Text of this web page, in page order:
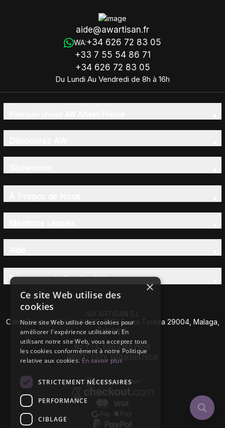
aide@awartisan.fr
WA:+34 626 72 83 05
+33 7 55 54 86 71
+34 626 72 83 05
Du Lundi Au Vendredi de 8h à 16h
Découvrez la Famille AW
AW ARTISAN S.L
Calle Caleta de Vélez Nº 39-41 P.I Santa Teresa 29004, Malaga,
Espagne
Nº TVA: ESB93657658
SIRET- EROI: ESB93657658
×
Ce site Web utilise des
cookies
Notre site Web utilise des cookies pour
améliorer l'expérience utilisateur. En
utilisant notre site Web, vous acceptez tous
les cookies conformément à notre Politique
relative aux cookies.En savoir plus
STRICTEMENT NÉCESSAIRES
PERFORMANCE
CIBLAGE